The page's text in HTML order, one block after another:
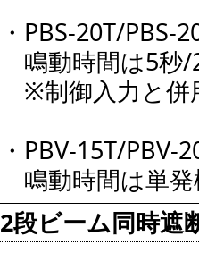
・PBS-20T/PBS-
鳴動時間は5秒/
※制御入力と併
・PBV-15T/PBV-
鳴動時間は単発
2段ビーム同時遮